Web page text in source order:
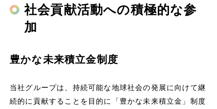
社会貢献活動への積極的な参
加
豊かな未来積⽴⾦制度
当社グループは、持続可能な地球社会の発展に向けて継
続的に貢献することを⽬的に「豊かな未来積⽴⾦」制度